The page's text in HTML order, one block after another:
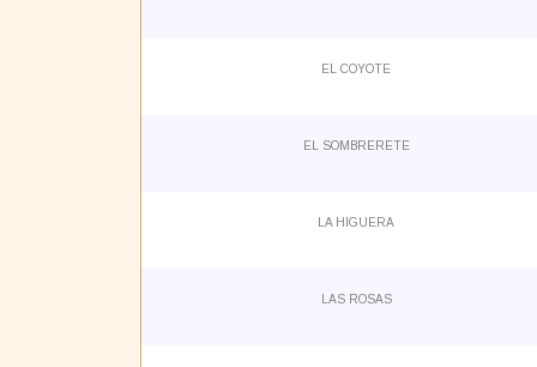
EL COYOTE
EL SOMBRERETE
LA HIGUERA
LAS ROSAS